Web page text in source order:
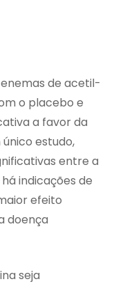
de acetil-
o placebo e
a favor da
estudo,
entre a
indicações de
efeito
doença
seja